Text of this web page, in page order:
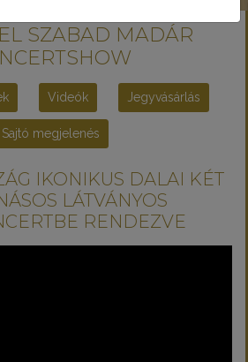
SZABAD MADÁR
Videók Jegyvásárlás
Sajtó megjelenés
IKONIKUS DALAI KÉT
LÁTVÁNYOS
RENDEZVE